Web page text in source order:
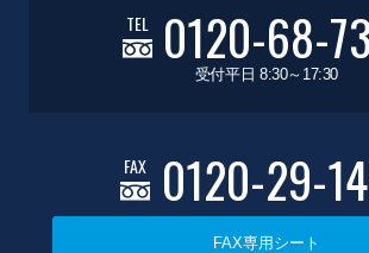
TEL 0120-68-
受付平日 8:30～17:30
FAX 0120-29-
FAX専用シート